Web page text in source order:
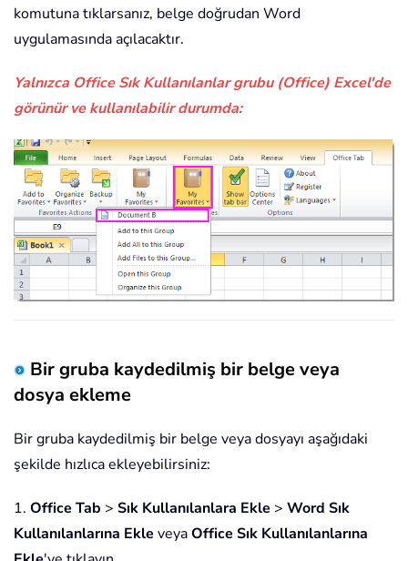
komutuna tıklarsanız, belge doğrudan Word
uygulamasında açılacaktır.
Yalnızca Office Sık Kullanılanlar grubu (Office) Excel'de
görünür ve kullanılabilir durumda:
Bir gruba kaydedilmiş bir belge veya
dosya ekleme
Bir gruba kaydedilmiş bir belge veya dosyayı aşağıdaki
şekilde hızlıca ekleyebilirsiniz:
1. Office Tab > Sık Kullanılanlara Ekle > Word Sık
Kullanılanlarına Ekle veyaOffice Sık Kullanılanlarına